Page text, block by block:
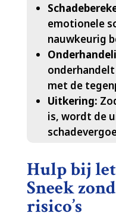
emotionele
nauwkeurig
met de
Uitkering:
is, wordt de
Hulp bij
Sneek
risico’s